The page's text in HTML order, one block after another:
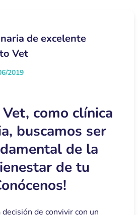
de excelente
Vet
2019
como clínica
buscamos ser
de la
de tu
de convivir con un